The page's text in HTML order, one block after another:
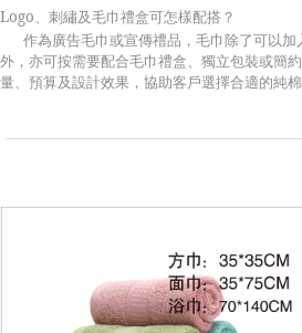
Logo、刺繡及毛巾禮盒可怎樣配搭？
作為廣告毛巾或宣傳禮品，毛巾除了可以加
外，亦可按需要配合毛巾禮盒、獨立包裝或簡
量、預算及設計效果，協助客戶選擇合適的純